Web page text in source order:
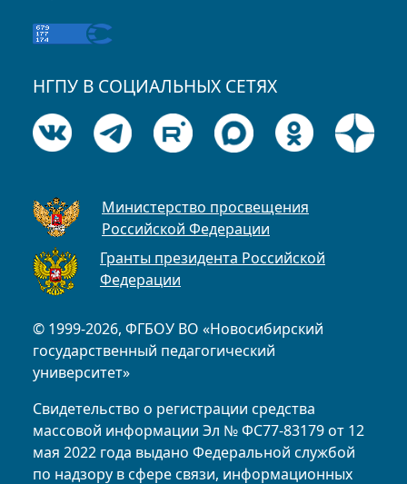
© 1999-2026, ФГБОУ ВО «Новосибирский
государственный педагогический
университет»
Свидетельство о регистрации средства
массовой информации Эл № ФС77-83179 от 12
мая 2022 года выдано Федеральной службой
по надзору в сфере связи, информационных
НГПУ В СОЦИАЛЬНЫХ СЕТЯХ
Министерство просвещения
Российской Федерации
Гранты президента Российской
Федерации